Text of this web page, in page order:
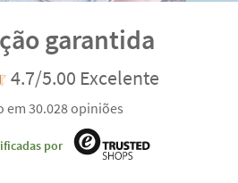
garantida
4.7/5.00 Excelente
em 30.028 opiniões
por